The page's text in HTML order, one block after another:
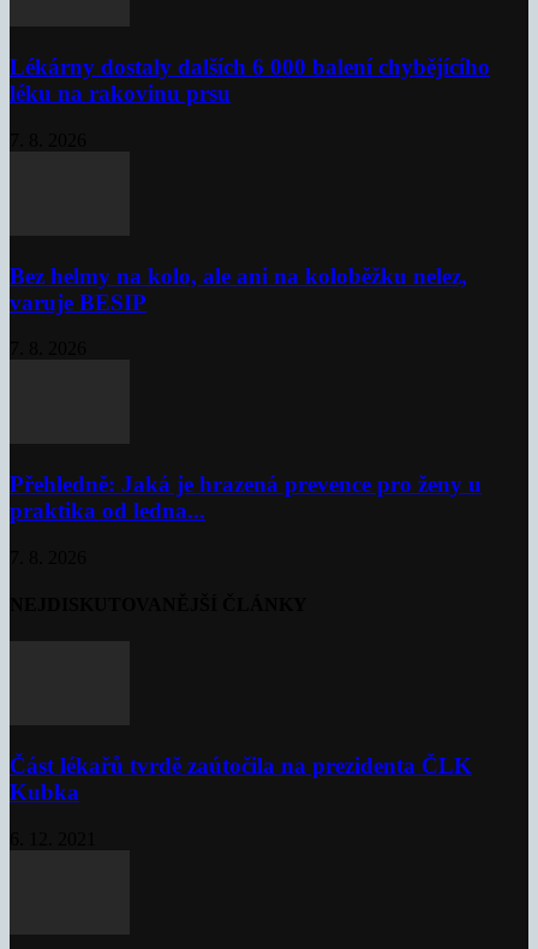
Lékárny dostaly dalších 6 000 balení chybějícího
léku na rakovinu prsu
Bez helmy na kolo, ale ani na koloběžku nelez,
varuje BESIP
Přehledně: Jaká je hrazená prevence pro ženy u
praktika od ledna...
Část lékařů tvrdě zaútočila na prezidenta ČLK
Kubka